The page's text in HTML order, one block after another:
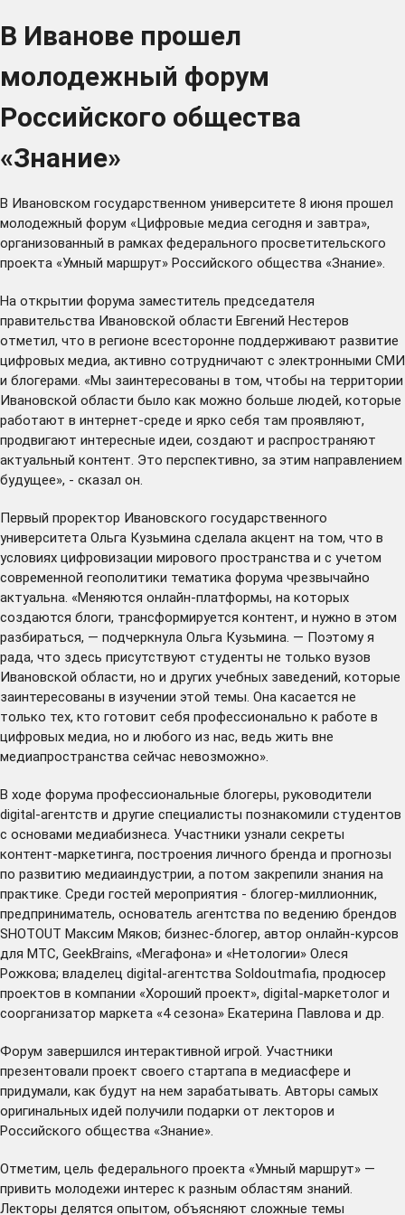
В Иванове прошел
молодежный форум
Российского общества
«Знание»
В Ивановском государственном университете 8 июня прошел
молодежный форум «Цифровые медиа сегодня и завтра»,
организованный в рамках федерального просветительского
проекта «Умный маршрут» Российского общества «Знание».
На открытии форума заместитель председателя
правительства Ивановской области Евгений Нестеров
отметил, что в регионе всесторонне поддерживают развитие
цифровых медиа, активно сотрудничают с электронными СМИ
и блогерами. «Мы заинтересованы в том, чтобы на территории
Ивановской области было как можно больше людей, которые
работают в интернет-среде и ярко себя там проявляют,
продвигают интересные идеи, создают и распространяют
актуальный контент. Это перспективно, за этим направлением
будущее», - сказал он.
Первый проректор Ивановского государственного
университета Ольга Кузьмина сделала акцент на том, что в
условиях цифровизации мирового пространства и с учетом
современной геополитики тематика форума чрезвычайно
актуальна. «Меняются онлайн-платформы, на которых
создаются блоги, трансформируется контент, и нужно в этом
разбираться, — подчеркнула Ольга Кузьмина. — Поэтому я
рада, что здесь присутствуют студенты не только вузов
Ивановской области, но и других учебных заведений, которые
заинтересованы в изучении этой темы. Она касается не
только тех, кто готовит себя профессионально к работе в
цифровых медиа, но и любого из нас, ведь жить вне
медиапространства сейчас невозможно».
В ходе форума профессиональные блогеры, руководители
digital-агентств и другие специалисты познакомили студентов
с основами медиабизнеса. Участники узнали секреты
контент-маркетинга, построения личного бренда и прогнозы
по развитию медиаиндустрии, а потом закрепили знания на
практике. Среди гостей мероприятия - блогер-миллионник,
предприниматель, основатель агентства по ведению брендов
SHOTOUT Максим Мяков; бизнес-блогер, автор онлайн-курсов
для МТС, GeekBrains, «Мегафона» и «Нетологии» Олеся
Рожкова; владелец digital-агентства Soldoutmafia, продюсер
проектов в компании «Хороший проект», digital-маркетолог и
соорганизатор маркета «4 сезона» Екатерина Павлова и др.
Форум завершился интерактивной игрой. Участники
презентовали проект своего стартапа в медиасфере и
придумали, как будут на нем зарабатывать. Авторы самых
оригинальных идей получили подарки от лекторов и
Российского общества «Знание».
Отметим, цель федерального проекта «Умный маршрут» —
привить молодежи интерес к разным областям знаний.
Лекторы делятся опытом, объясняют сложные темы